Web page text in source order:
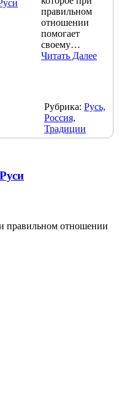
правильном
отношении
помогает
своему…
Читать Далее
Рубрика: Русь,
Россия,
Традиции
правильном отношении